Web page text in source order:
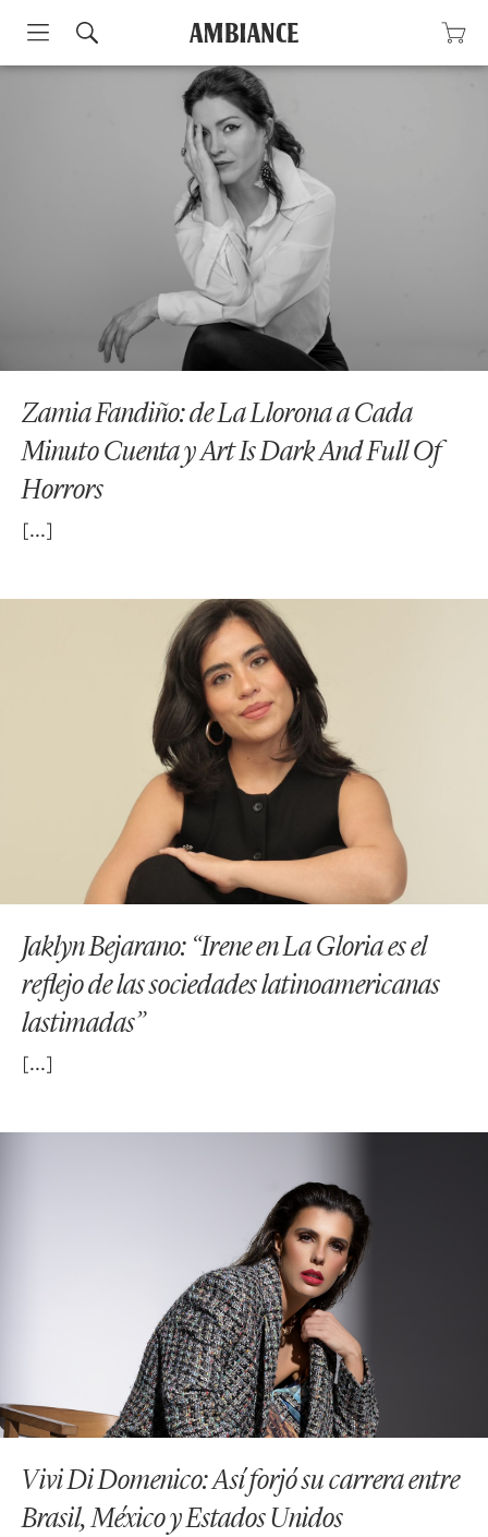
Zamia Fandiño: de La Llorona a Cada
Minuto Cuenta y Art Is Dark And Full Of
Horrors
Jaklyn Bejarano: “Irene en La Gloria es el
reflejo de las sociedades latinoamericanas
lastimadas”
Vivi Di Domenico: Así forjó su carrera entre
Brasil, México y Estados Unidos